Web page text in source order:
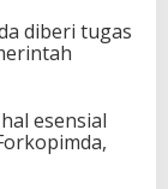
diberi tugas
esensial